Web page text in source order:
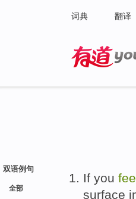
词典 翻译
双语例句
全部
If you
surface